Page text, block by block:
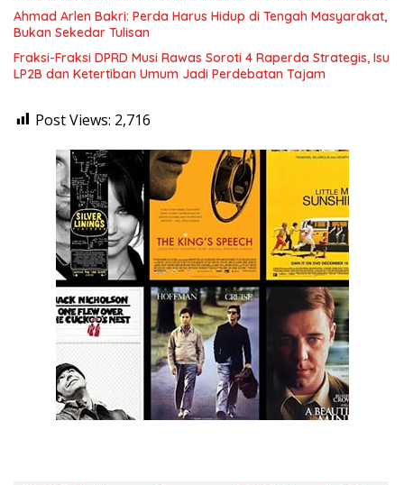
Ahmad Arlen Bakri: Perda Harus Hidup di Tengah Masyarakat,
Bukan Sekedar Tulisan
Fraksi-Fraksi DPRD Musi Rawas Soroti 4 Raperda Strategis, Isu
LP2B dan Ketertiban Umum Jadi Perdebatan Tajam
Post Views: 2,716